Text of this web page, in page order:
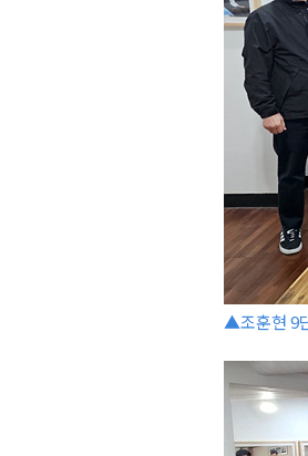
▲조훈현 9